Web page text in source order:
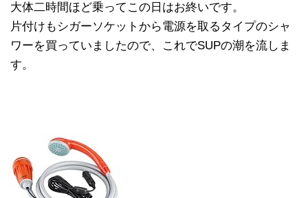
大体二時間ほど乗ってこの日はお終いです。
片付けもシガーソケットから電源を取るタイプのシャ
ワーを買っていましたので、これでSUPの潮を流しま
す。